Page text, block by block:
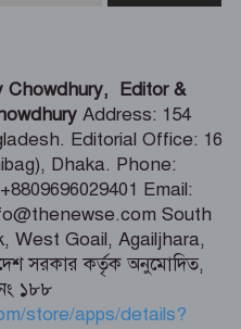
আঞ্চলিক রাসায়নিক
মাদক মামলার জট –
বলা হচ্ছে সরকারকে ৫
হবে না – মির্জা ফখরুল
Chowdhury, Editor &
Address: 154
Editorial Office: 16
Dhaka. Phone:
Email:
South
West Goail, Agailjhara,
সরকার কর্তৃক অনুমোদিত,
১৮৮